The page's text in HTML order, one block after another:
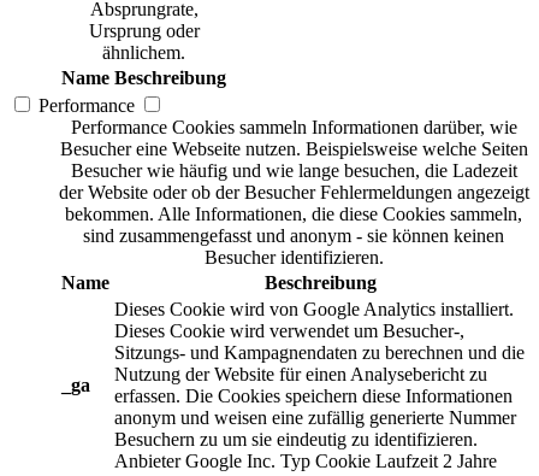
Absprungrate,
Ursprung oder
ähnlichem.
Name Beschreibung
Performance
Performance Cookies sammeln Informationen darüber, wie
Besucher eine Webseite nutzen. Beispielsweise welche Seiten
Besucher wie häufig und wie lange besuchen, die Ladezeit
der Website oder ob der Besucher Fehlermeldungen angezeigt
bekommen. Alle Informationen, die diese Cookies sammeln,
sind zusammengefasst und anonym - sie können keinen
Besucher identifizieren.
Name
Beschreibung
_ga
Dieses Cookie wird von Google Analytics installiert.
Dieses Cookie wird verwendet um Besucher-,
Sitzungs- und Kampagnendaten zu berechnen und die
Nutzung der Website für einen Analysebericht zu
erfassen. Die Cookies speichern diese Informationen
anonym und weisen eine zufällig generierte Nummer
Besuchern zu um sie eindeutig zu identifizieren.
Anbieter Google Inc. Typ Cookie Laufzeit 2 Jahre